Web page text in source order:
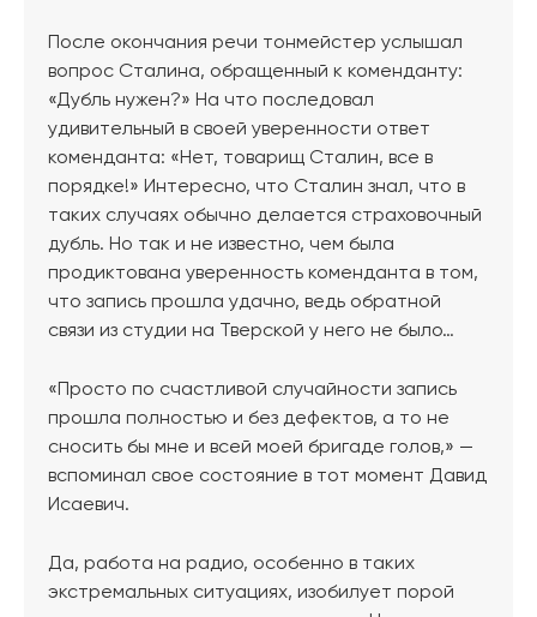
После окончания речи тонмейстер услышал
вопрос Сталина, обращенный к коменданту:
«Дубль нужен?» На что последовал
удивительный в своей уверенности ответ
коменданта: «Нет, товарищ Сталин, все в
порядке!» Интересно, что Сталин знал, что в
таких случаях обычно делается страховочный
дубль. Но так и не известно, чем была
продиктована уверенность коменданта в том,
что запись прошла удачно, ведь обратной
связи из студии на Тверской у него не было…
«Просто по счастливой случайности запись
прошла полностью и без дефектов, а то не
сносить бы мне и всей моей бригаде голов,» —
вспоминал свое состояние в тот момент Давид
Исаевич.
Да, работа на радио, особенно в таких
экстремальных ситуациях, изобилует порой